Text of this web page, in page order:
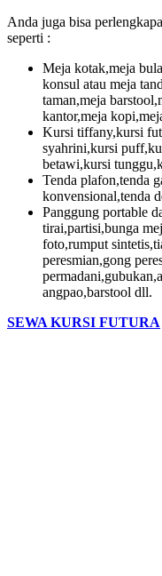
Anda juga bisa
seperti :
Meja kotak,meja
konsul atau meja
taman,meja
kantor,meja
Kursi tiffany,kursi
syahrini,kursi
betawi,kursi
Tenda plafon,tenda
konvensional,tenda
Panggung portable
tirai,partisi,bunga
foto,rumput
peresmian,gong
angpao,barstool dll.
SEWA KURSI FUTURA